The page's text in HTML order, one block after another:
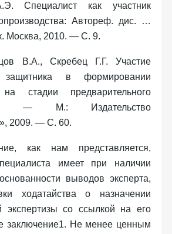
Специалист как участник
Автореф. дис. …
Москва, 2010. — С. 9.
В.А., Скребец Г.Г. Участие
в формировании
на стадии предварительного
— М.: Издательство
2009. — С. 60.
как нам представляется,
имеет при наличии
выводов эксперта,
ходатайства о назначении
экспертизы со ссылкой на его
заключение1. Не менее ценным